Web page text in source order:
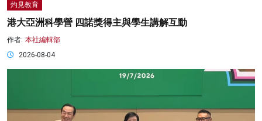
灼見教育
港大亞洲科學營 四諾獎得主與學生講解互動
作者: 本社編輯部
2026-08-04